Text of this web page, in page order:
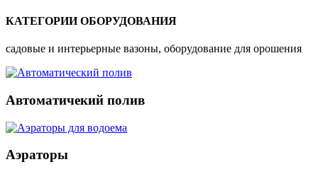
КАТЕГОРИИ ОБОРУДОВАНИЯ
садовые и интерьерные вазоны, оборудование для орошения
Автоматичекий полив
Аэраторы